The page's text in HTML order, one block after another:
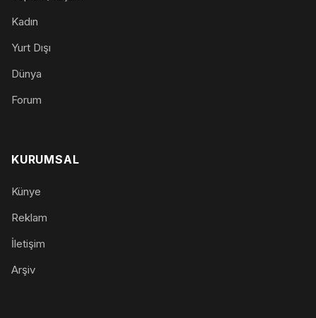
Kadın
Yurt Dışı
Dünya
Forum
KURUMSAL
Künye
Reklam
İletişim
Arşiv